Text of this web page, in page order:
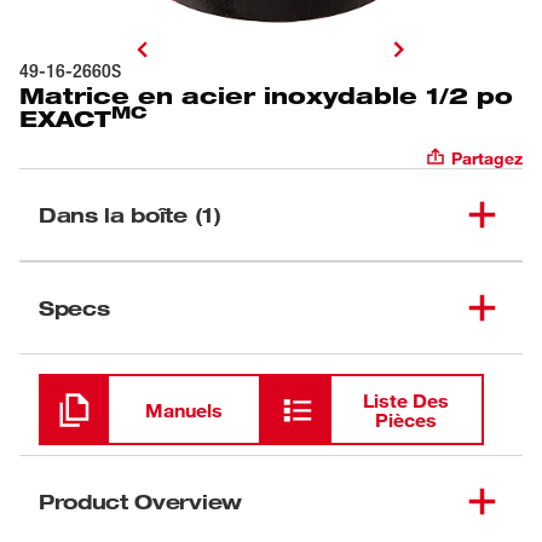
49-16-2660S
Matrice en acier inoxydable 1/2 po
EXACTMC
Partagez
Dans la boîte (1)
(1)
Specs
Chargement
Manuels
Liste Des
Pièces
Product Overview